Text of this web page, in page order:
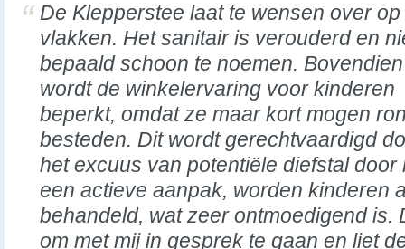
De Klepperstee laat te wensen over
vlakken. Het sanitair is verouderd en
bepaald schoon te noemen. Bovendien
wordt de winkelervaring voor kinderen
beperkt, omdat ze maar kort mogen
besteden. Dit wordt gerechtvaardigd
het excuus van potentiële diefstal
een actieve aanpak, worden kinderen
behandeld, wat zeer ontmoedigend is.
om met mij in gesprek te gaan en liet